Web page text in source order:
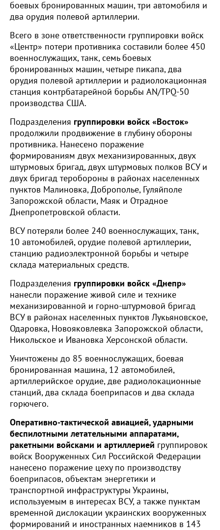
боевых бронированных машин, три автомобиля и
два орудия полевой артиллерии.
Всего в зоне ответственности группировки войск
«Центр» потери противника составили более 450
военнослужащих, танк, семь боевых
бронированных машин, четыре пикапа, два
орудия полевой артиллерии и радиолокационная
станция контрбатарейной борьбы AN/TPQ-50
производства США.
Подразделения группировки войск «Восток»
продолжили продвижение в глубину обороны
противника. Нанесено поражение
формированиям двух механизированных, двух
штурмовых бригад, двух штурмовых полков ВСУ и
двух бригад теробороны в районах населенных
пунктов Малиновка, Доброполье, Гуляйполе
Запорожской области, Маяк и Отрадное
Днепропетровской области.
ВСУ потеряли более 240 военнослужащих, танк,
10 автомобилей, орудие полевой артиллерии,
станцию радиоэлектронной борьбы и четыре
склада материальных средств.
Подразделения группировки войск «Днепр»
нанесли поражение живой силе и технике
механизированной и горно-штурмовой бригад
ВСУ в районах населенных пунктов Лукьяновское,
Одаровка, Новояковлевка Запорожской области,
Никольское и Ивановка Херсонской области.
Уничтожены до 85 военнослужащих, боевая
бронированная машина, 12 автомобилей,
артиллерийское орудие, две радиолокационные
станций, два склада боеприпасов и два склада
горючего.
Оперативно-тактической авиацией, ударными
беспилотными летательными аппаратами,
ракетными войсками и артиллерией группировок
войск Вооруженных Сил Российской Федерации
нанесено поражение цеху по производству
боеприпасов, объектам энергетики и
транспортной инфраструктуры Украины,
используемым в интересах ВСУ, а также пунктам
временной дислокации украинских вооруженных
формирований и иностранных наемников в 143